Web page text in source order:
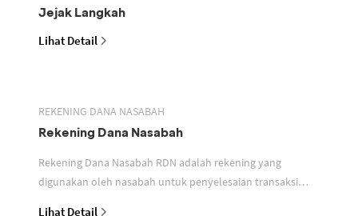
Jejak Langkah
Lihat Detail
REKENING DANA NASABAH
Rekening Dana Nasabah
Rekening Dana Nasabah RDN adalah rekening yang
digunakan oleh nasabah untuk penyelesaian transaksi
Lihat Detail